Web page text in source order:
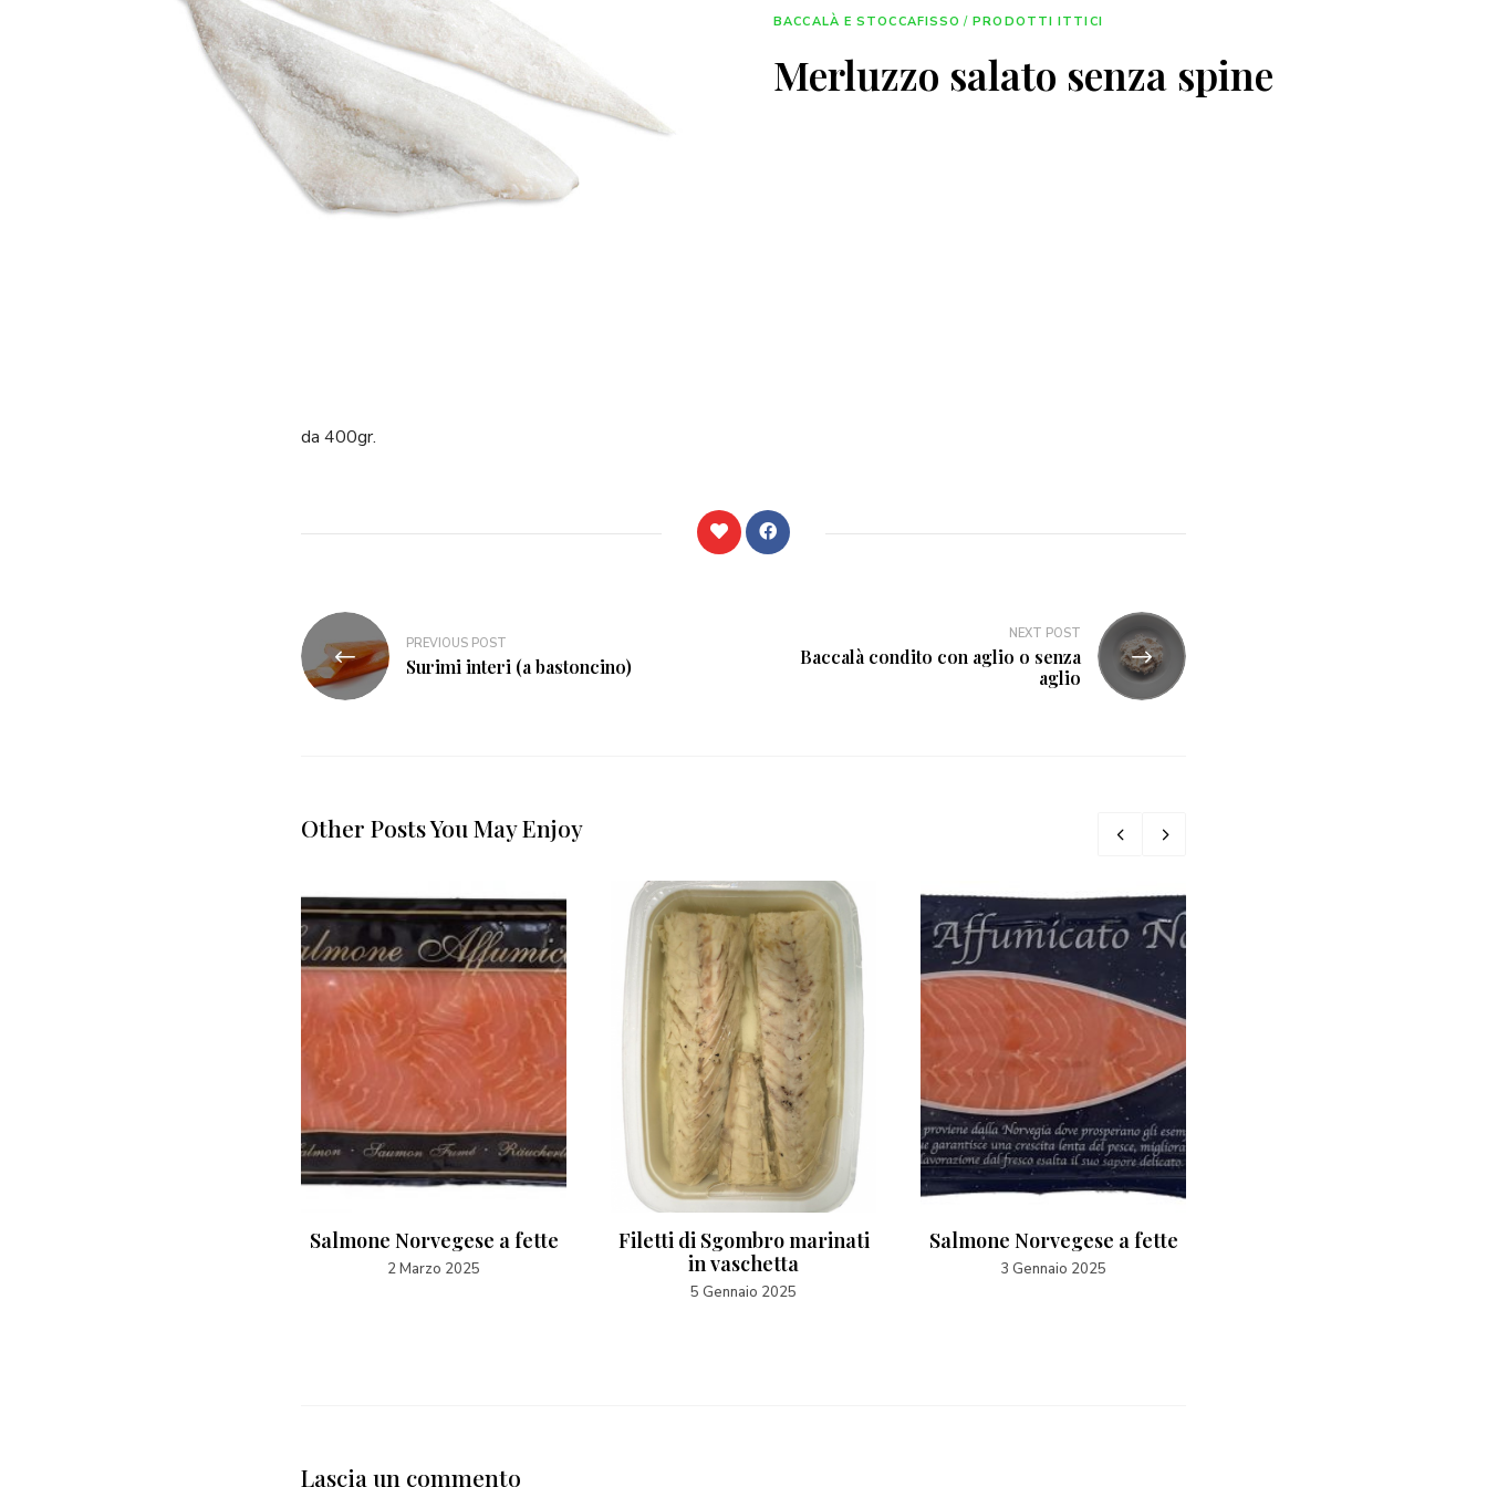
BACCALÀ E STOCCAFISSO / PRODOTTI ITTICI
Merluzzo salato senza spine
da 400gr.
Navigazione
articoli
PREVIOUS POST
Surimi interi (a bastoncino)
NEXT POST
Baccalà condito con aglio o senza
aglio
Other Posts You May Enjoy
Salmone Norvegese a fette
2 Marzo 2025
Filetti di Sgombro marinati
in vaschetta
5 Gennaio 2025
Salmone Norvegese a fette
3 Gennaio 2025
Lascia un commento